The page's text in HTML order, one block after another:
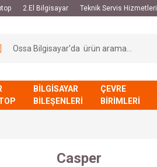
2.El Bilgisayar Teknik Servis Hizmetleri
BİLGİSAYAR
BİLEŞENLERİ
ÇEVRE
BİRİMLERİ
Casper